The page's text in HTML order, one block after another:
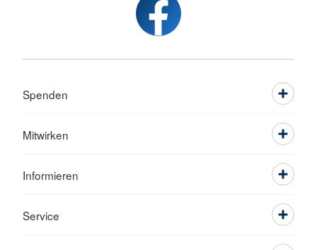
Spenden
Mitwirken
Informieren
Service